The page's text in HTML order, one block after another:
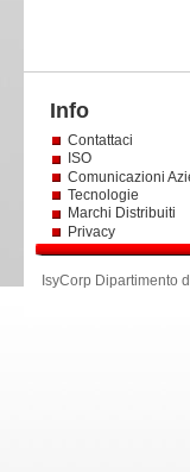
Info
Contattaci
ISO
Comunicazioni
Tecnologie
Marchi Distribuiti
Privacy
IsyCorp Dipartimento